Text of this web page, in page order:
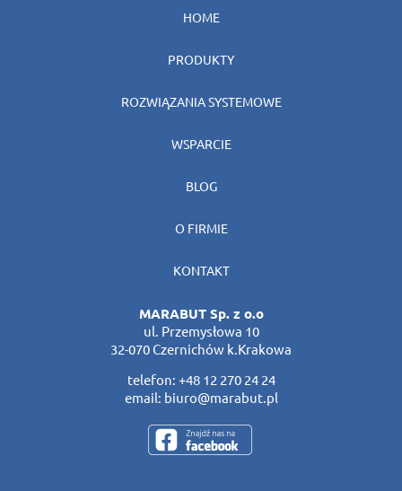
HOME
PRODUKTY
ROZWIĄZANIA SYSTEMOWE
WSPARCIE
BLOG
O FIRMIE
KONTAKT
MARABUT Sp. z o.o
ul. Przemysłowa 10
32-070 Czernichów k.Krakowa
telefon: +48 12 270 24 24
email: biuro@marabut.pl